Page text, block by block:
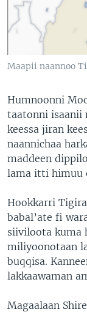
Maapii naannoo
Humnoonni
taatonni isaanii
keessa jiran
naannichaa
maddeen
lama itti himuu
Hookkarri
babal’ate fi
siiviloota kuma
miliyoonotaan
buqqisa.
lakkaawaman
Magaalaan